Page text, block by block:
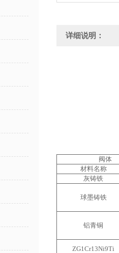
详细说明：
阀体
材料名称
灰铸铁
球墨铸铁
铝青铜
ZG1Cr13Ni9Ti